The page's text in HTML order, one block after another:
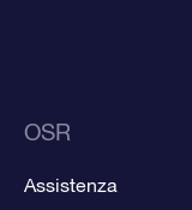
OSR
Assistenza